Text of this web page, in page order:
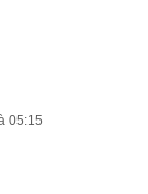
05:15